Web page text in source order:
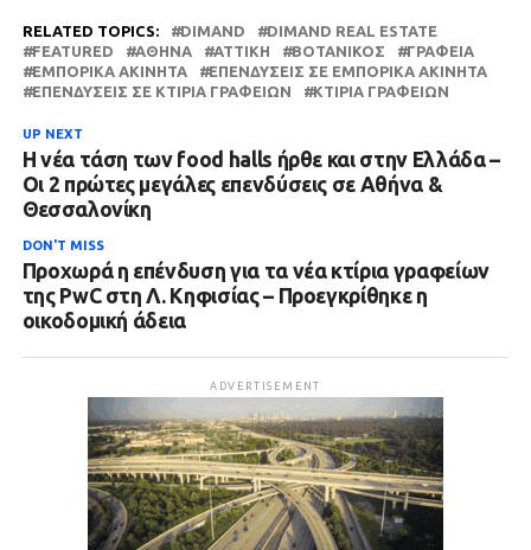
RELATED TOPICS: DIMAND
DIMAND REAL ESTATE
FEATURED
ΑΘΉΝΑ ΑΤΤΙΚΗ ΒΟΤΑΝΙΚΌΣ
ΓΡΑΦΕΊΑ
ΕΜΠΟΡΙΚΆ ΑΚΊΝΗΤΑ
ΕΠΕΝΔΎΣΕΙΣ ΣΕ ΕΜΠΟΡΙΚΆ ΑΚΊΝΗΤΑ
ΕΠΕΝΔΎΣΕΙΣ ΣΕ ΚΤΊΡΙΑ ΓΡΑΦΕΊΩΝ
ΚΤΊΡΙΑ ΓΡΑΦΕΊΩΝ
UP NEXT
Η νέα τάση των food halls ήρθε και στην Ελλάδα –
Οι 2 πρώτες μεγάλες επενδύσεις σε Αθήνα &
Θεσσαλονίκη
DON'T MISS
Προχωρά η επένδυση για τα νέα κτίρια γραφείων
της PwC στη Λ. Κηφισίας – Προεγκρίθηκε η
οικοδομική άδεια
ADVERTISEMENT